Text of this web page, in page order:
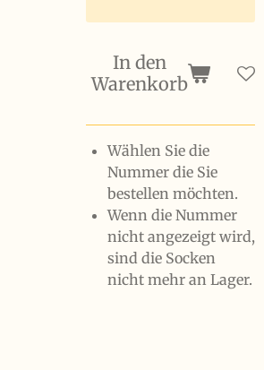
In den
Warenkorb
Wählen Sie die
Nummer die Sie
bestellen möchten.
Wenn die Nummer
nicht angezeigt wird,
sind die Socken
nicht mehr an Lager.